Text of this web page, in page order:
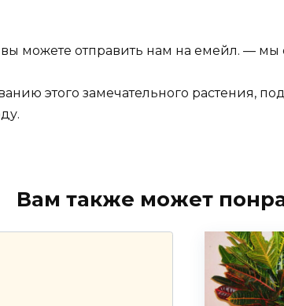
можете отправить нам на емейл. —
этого замечательного растения,
Вам также может